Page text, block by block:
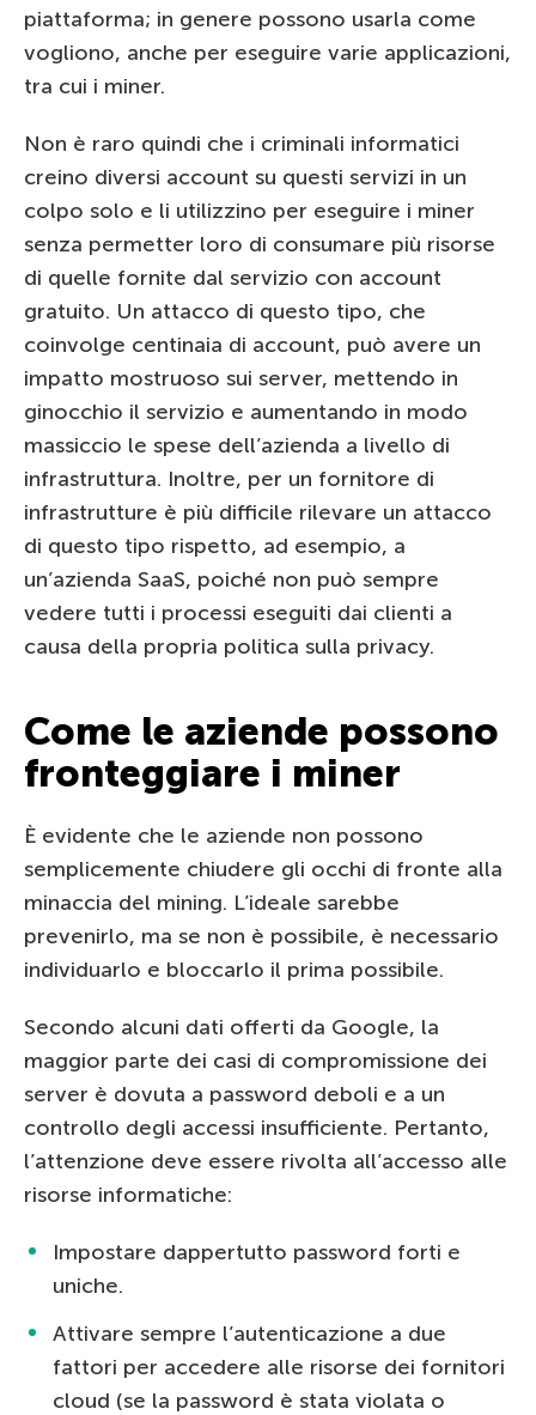
piattaforma; in genere possono usarla come
vogliono, anche per eseguire varie applicazioni,
tra cui i miner.
Non è raro quindi che i criminali informatici
creino diversi account su questi servizi in un
colpo solo e li utilizzino per eseguire i miner
senza permetter loro di consumare più risorse
di quelle fornite dal servizio con account
gratuito. Un attacco di questo tipo, che
coinvolge centinaia di account, può avere un
impatto mostruoso sui server, mettendo in
ginocchio il servizio e aumentando in modo
massiccio le spese dell’azienda a livello di
infrastruttura. Inoltre, per un fornitore di
infrastrutture è più difficile rilevare un attacco
di questo tipo rispetto, ad esempio, a
un’azienda SaaS, poiché non può sempre
vedere tutti i processi eseguiti dai clienti a
causa della propria politica sulla privacy.
Come le aziende possono
fronteggiare i miner
È evidente che le aziende non possono
semplicemente chiudere gli occhi di fronte alla
minaccia del mining. L’ideale sarebbe
prevenirlo, ma se non è possibile, è necessario
individuarlo e bloccarlo il prima possibile.
Secondo alcuni dati offerti da Google, la
maggior parte dei casi di compromissione dei
server è dovuta a password deboli e a un
controllo degli accessi insufficiente. Pertanto,
l’attenzione deve essere rivolta all’accesso alle
risorse informatiche:
Impostare dappertutto password forti e
uniche.
Attivare sempre l’autenticazione a due
fattori per accedere alle risorse dei fornitori
cloud (se la password è stata violata o